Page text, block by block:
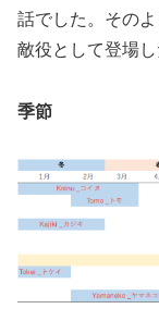
話でした。その
敵役として登場
季節